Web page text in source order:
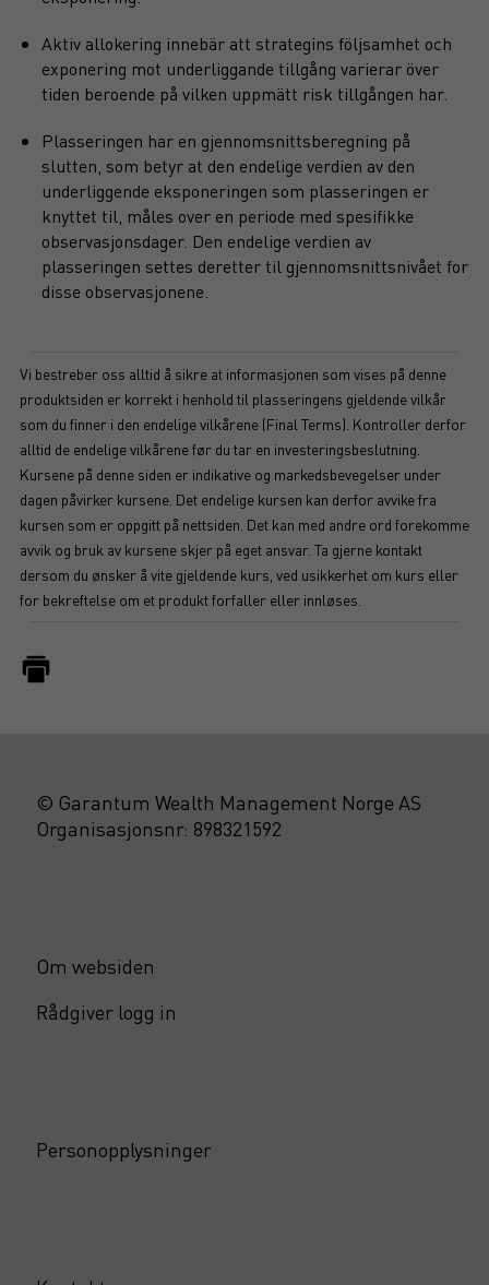
Aktiv allokering innebär att strategins följsamhet och
exponering mot underliggande tillgång varierar över
tiden beroende på vilken uppmätt risk tillgången har.
Plasseringen har en gjennomsnittsberegning på
slutten, som betyr at den endelige verdien av den
underliggende eksponeringen som plasseringen er
knyttet til, måles over en periode med spesifikke
observasjonsdager. Den endelige verdien av
plasseringen settes deretter til gjennomsnittsnivået for
disse observasjonene.
Vi bestreber oss alltid å sikre at informasjonen som vises på denne
produktsiden er korrekt i henhold til plasseringens gjeldende vilkår
som du finner i den endelige vilkårene (Final Terms). Kontroller derfor
alltid de endelige vilkårene før du tar en investeringsbeslutning.
Kursene på denne siden er indikative og markedsbevegelser under
dagen påvirker kursene. Det endelige kursen kan derfor avvike fra
kursen som er oppgitt på nettsiden. Det kan med andre ord forekomme
avvik og bruk av kursene skjer på eget ansvar. Ta gjerne kontakt
dersom du ønsker å vite gjeldende kurs, ved usikkerhet om kurs eller
for bekreftelse om et produkt forfaller eller innløses.
© Garantum Wealth Management Norge AS
Organisasjonsnr: 898321592
Om websiden
Rådgiver logg in
Personopplysninger